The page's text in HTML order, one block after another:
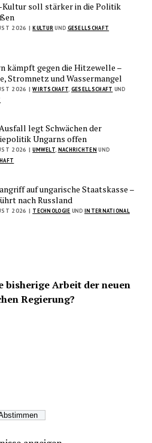
Kultur soll stärker in die Politik
2026 | KULTURUND GESELLSCHAFT
kämpft gegen die Hitzewelle –
Stromnetz und Wassermangel
2026 | WIRTSCHAFT GESELLSCHAFT UND
legt Schwächen der
Ungarns offen
2026 | UMWELT, NACHRICHTEN UND
auf ungarische Staatskasse –
nach Russland
2026 | TECHNOLOGIE UNDINTERNATIONAL
bisherige Arbeit der neuen
Regierung?